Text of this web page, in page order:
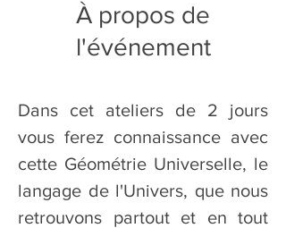
À propos de
l'événement
Dans cet ateliers de 2 jours
vous ferez connaissance avec
cette Géométrie Universelle, le
langage de l'Univers, que nous
retrouvons partout et en tout